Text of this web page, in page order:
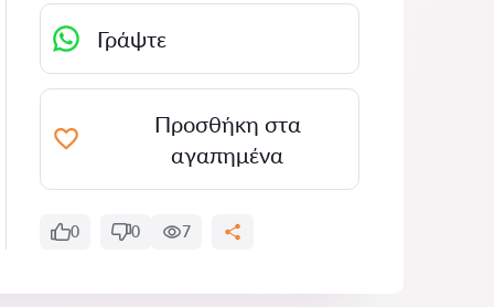
Γράψτε
Προσθήκη στα
αγαπημένα
0 0 7